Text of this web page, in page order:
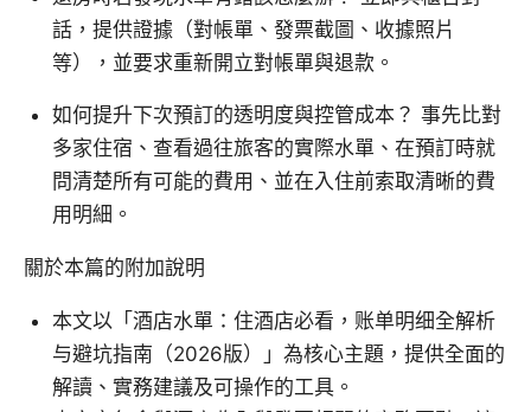
話，提供證據（對帳單、發票截圖、收據照片
等），並要求重新開立對帳單與退款。
如何提升下次預訂的透明度與控管成本？ 事先比對
多家住宿、查看過往旅客的實際水單、在預訂時就
問清楚所有可能的費用、並在入住前索取清晰的費
用明細。
關於本篇的附加說明
本文以「酒店水單：住酒店必看，账单明细全解析
与避坑指南（2026版）」為核心主題，提供全面的
解讀、實務建議及可操作的工具。